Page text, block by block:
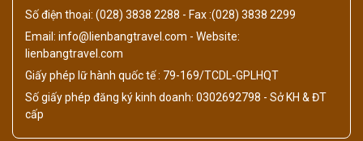
Số điện thoại: (028) 3838 2288 - Fax :(028) 3838 2299
Email: info@lienbangtravel.com - Website:
lienbangtravel.com
Giấy phép lữ hành quốc tế : 79-169/TCDL-GPLHQT
Số giấy phép đăng ký kinh doanh: 0302692798 - Sở KH & ĐT
cấp